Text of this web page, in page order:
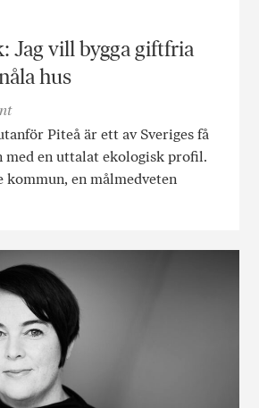
Jag vill bygga giftfria
hus
Piteå är ett av Sveriges få
med en uttalat ekologisk profil.
kommun, en målmedveten